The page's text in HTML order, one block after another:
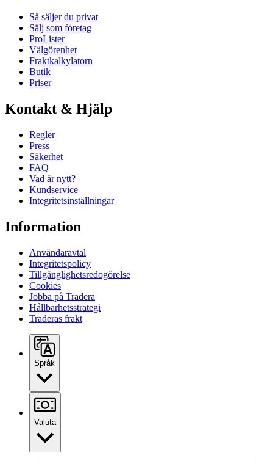
Så säljer du privat
Sälj som företag
ProLister
Välgörenhet
Fraktkalkylatorn
Butik
Priser
Kontakt & Hjälp
Regler
Press
Säkerhet
FAQ
Vad är nytt?
Kundservice
Integritetsinställningar
Information
Användaravtal
Integritetspolicy
Tillgänglighetsredogörelse
Cookies
Jobba på Tradera
Hållbarhetsstrategi
Traderas frakt
Språk
Valuta